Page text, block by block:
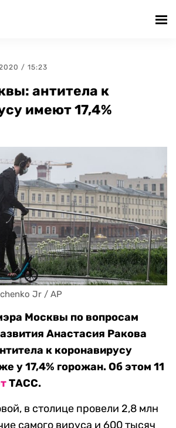
/ 15:23
антитела к
имеют 17,4%
Jr / AP
Москвы по вопросам
Анастасия Ракова
к коронавирусу
у 17,4% горожан. Об этом 11
ТАСС.
в столице провели 2,8 млн
самого вируса и 600 тысяч